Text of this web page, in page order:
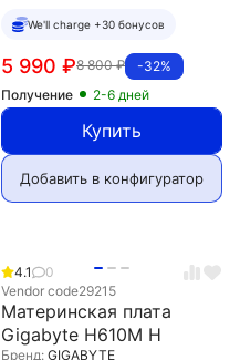
We'll charge +30 бонусов
-32%
8 800₽
5 990 ₽
Получение 2-6 дней
Купить
Добавить в конфигуратор
4.1
0
Vendor code29215
Материнская плата
Gigabyte H610M H
Бренд: GIGABYTE